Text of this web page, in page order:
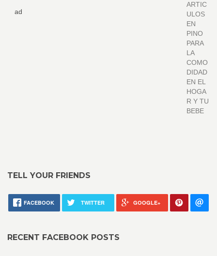
ad
ARTIC
ULOS
EN
PINO
PARA
LA
COMO
DIDAD
EN EL
HOGA
R Y TU
BEBE
TELL YOUR FRIENDS
FACEBOOK TWITTER GOOGLE+
RECENT FACEBOOK POSTS